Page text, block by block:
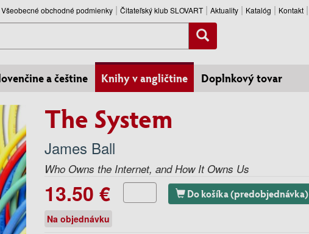
Všeobecné obchodné podmienky Čitateľský klub SLOVART Aktuality Katalóg Kontakt
a češtine Knihy v angličtine Doplnkový tovar
The System
James Ball
Who Owns the Internet, and How It Owns Us
13.50 € Do košíka (predobjednávka)
Na objednávku